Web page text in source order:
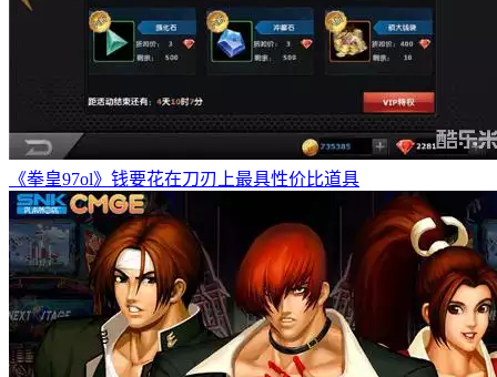
《拳皇97ol》钱要花在刀刃上最具性价比道具